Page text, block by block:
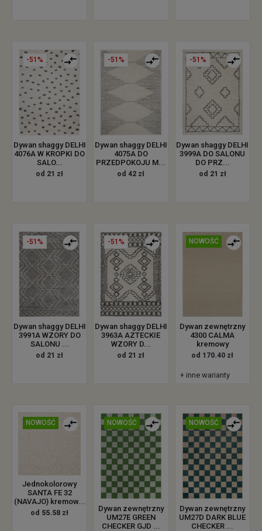
-51%
Dywan shaggy DELHI
4076A W KROPKI DO
SALO...
od 21 zł
-51%
Dywan shaggy DELHI
4075A DO
PRZEDPOKOJU M...
od 42 zł
-51%
Dywan shaggy DELHI
3999A DO SALONU
DO PRZ...
od 21 zł
-51%
Dywan shaggy DELHI
3991A WZORY DO
SALONU ...
od 21 zł
-51%
Dywan shaggy DELHI
3963A AZTECKIE
WZORY D...
od 21 zł
NOWOŚĆ
Dywan zewnętrzny
4300 CALMA
kremowy
od 170.40 zł
+ inne warianty
NOWOŚĆ
Jednokolorowy
SANTA FE 32
(NAVAJO) kremow...
od 55.58 zł
NOWOŚĆ
Dywan zewnętrzny
UM27E GREEN
CHECKER GJD ...
NOWOŚĆ
Dywan zewnętrzny
UM27D DARK BLUE
CHECKER ...